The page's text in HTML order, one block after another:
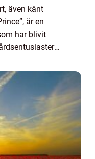
även känt
är en
har blivit
d...